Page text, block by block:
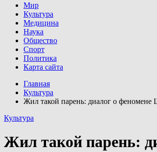
Мир
Культура
Медицина
Наука
Общество
Спорт
Политика
Карта сайта
Главная
Культура
Жил такой парень: диалог о
Культура
Жил такой парень: